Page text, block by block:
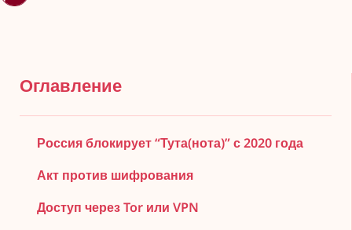
Оглавление
Россия блокирует “Тута(нота)” с 2020 года
Акт против шифрования
Доступ через Tor или VPN